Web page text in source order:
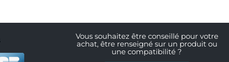
Vous souhaitez être conseillé pour votre
achat, être renseigné sur un produit ou
une compatibilité ?